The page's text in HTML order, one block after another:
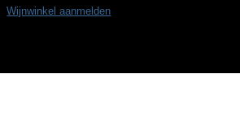
Wijnwinkel aanmelden